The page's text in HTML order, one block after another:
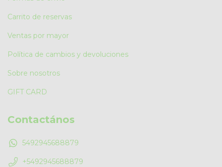
Carrito de reservas
Ventas por mayor
Política de cambios y devoluciones
Sobre nosotros
GIFT CARD
Contactános
5492945688879
+5492945688879